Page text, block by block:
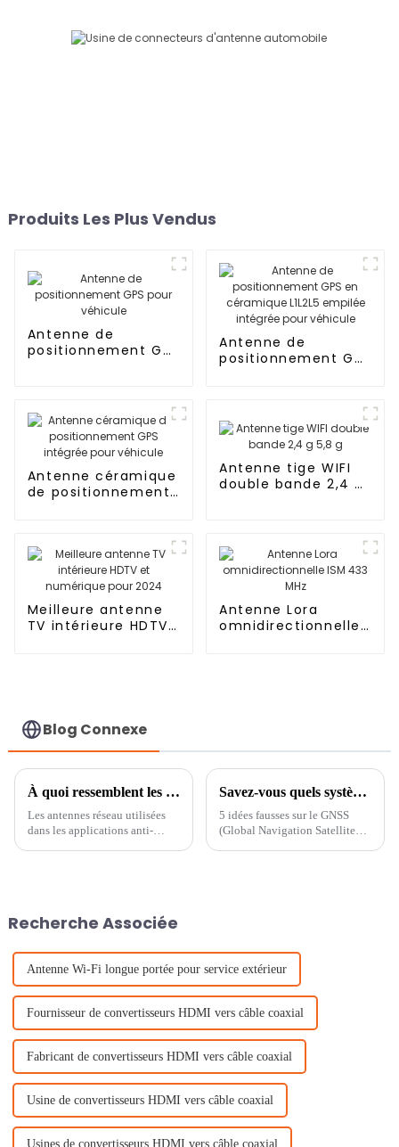
Produits Les Plus Vendus
Antenne de
positionnement GPS
Antenne de
positionnement GPS
Antenne céramique
de positionnement
Antenne tige WIFI
double bande 2,4 g
Meilleure antenne
TV intérieure HDTV
Antenne Lora
omnidirectionnelle
Blog Connexe
À quoi ressemblent les antennes anti-brouillage ?
Les antennes réseau utilisées
dans les applications anti-
signal.
Savez-vous quels systèmes sont inclus dans le GNSS
5 idées fausses sur le GNSS
(Global Navigation Satellite
Recherche Associée
Antenne Wi-Fi longue portée pour service extérieur
Fournisseur de convertisseurs HDMI vers câble coaxial
Fabricant de convertisseurs HDMI vers câble coaxial
Usine de convertisseurs HDMI vers câble coaxial
Usines de convertisseurs HDMI vers câble coaxial